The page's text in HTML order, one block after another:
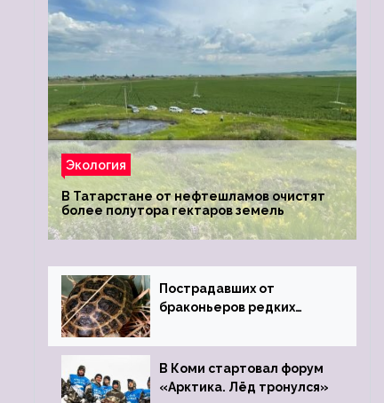
Экология
В Татарстане от нефтешламов очистят
более полутора гектаров земель
Пострадавших от
браконьеров редких
Ростовский зоопарк
В Коми стартовал форум
«Арктика. Лёд тронулся»